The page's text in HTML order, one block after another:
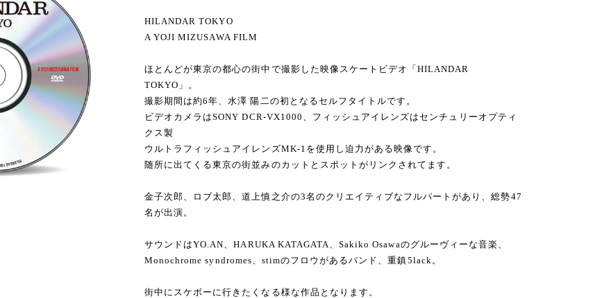
HILANDAR TOKYO
A YOJI MIZUSAWA FILM
ほとんどが東京の都心の街中で撮影した映像スケートビデオ「HILANDAR
TOKYO」。
撮影期間は約6年、水澤 陽二の初となるセルフタイトルです。
ビデオカメラはSONY DCR-VX1000、フィッシュアイレンズはセンチュリーオプティ
クス製
ウルトラフィッシュアイレンズMK-1を使用し迫力がある映像です。
随所に出てくる東京の街並みのカットとスポットがリンクされてます。
金子次郎、ロブ太郎、道上慎之介の3名のクリエイティブなフルパートがあり、総勢47
名が出演。
サウンドはYO.AN、HARUKA KATAGATA、Sakiko Osawaのグルーヴィーな音楽、
Monochrome syndromes、stimのフロウがあるバンド、重鎮5lack。
街中にスケボーに行きたくなる様な作品となります。